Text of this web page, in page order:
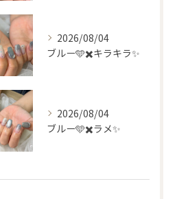
2026/08/04
ブルー🩵✖️キラキラ✨
2026/08/04
ブルー🩵✖️ラメ✨